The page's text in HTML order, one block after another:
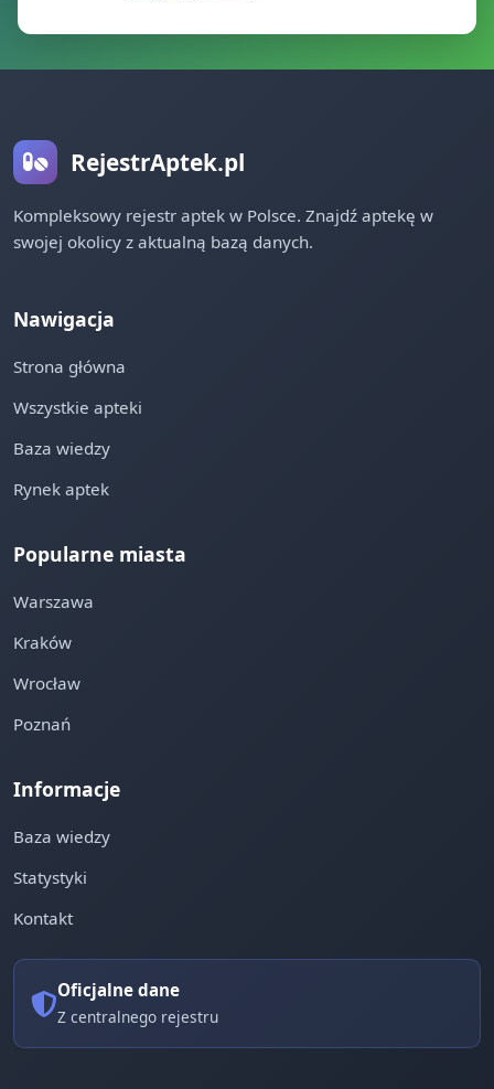
RejestrAptek.pl
Kompleksowy rejestr aptek w Polsce. Znajdź aptekę w
swojej okolicy z aktualną bazą danych.
Nawigacja
Strona główna
Wszystkie apteki
Baza wiedzy
Rynek aptek
Popularne miasta
Warszawa
Kraków
Wrocław
Poznań
Informacje
Baza wiedzy
Statystyki
Kontakt
Oficjalne dane
Z centralnego rejestru